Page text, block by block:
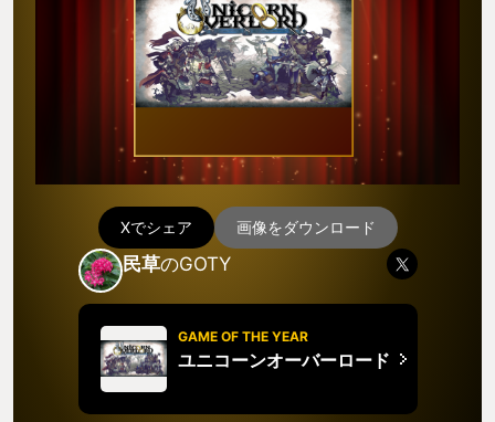
Xでシェア 画像をダウンロード
民草のGOTY
GAME OF THE YEAR
ユニコーンオーバーロード